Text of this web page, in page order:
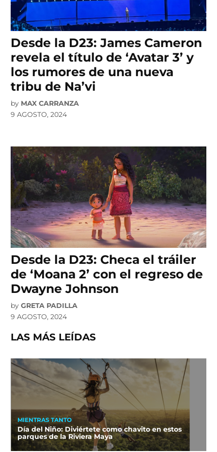
Desde la D23: James Cameron
revela el título de ‘Avatar 3’ y
los rumores de una nueva
tribu de Na’vi
by MAX CARRANZA
9 AGOSTO, 2024
Desde la D23: Checa el tráiler
de ‘Moana 2’ con el regreso de
Dwayne Johnson
by GRETA PADILLA
9 AGOSTO, 2024
LAS MÁS LEÍDAS
MIENTRAS TANTO
Día del Niño: Diviértete como chavito en estos
parques de la Riviera Maya